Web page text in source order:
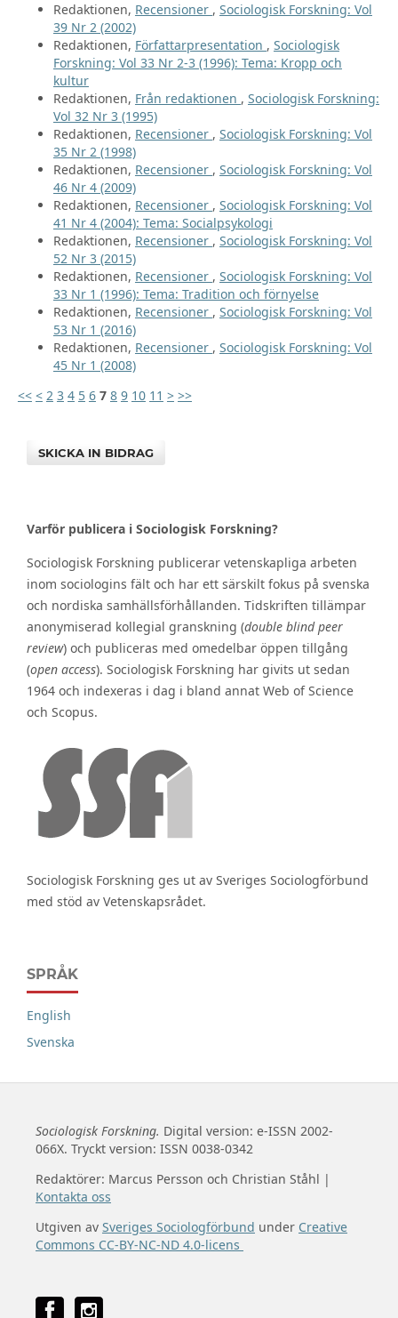
Redaktionen, Recensioner , Sociologisk Forskning: Vol
39 Nr 2 (2002)
Redaktionen, Författarpresentation , Sociologisk
Forskning: Vol 33 Nr 2-3 (1996): Tema: Kropp och
kultur
Redaktionen, Från redaktionen , Sociologisk Forskning:
Vol 32 Nr 3 (1995)
Redaktionen, Recensioner , Sociologisk Forskning: Vol
35 Nr 2 (1998)
Redaktionen, Recensioner , Sociologisk Forskning: Vol
46 Nr 4 (2009)
Redaktionen, Recensioner , Sociologisk Forskning: Vol
41 Nr 4 (2004): Tema: Socialpsykologi
Redaktionen, Recensioner , Sociologisk Forskning: Vol
52 Nr 3 (2015)
Redaktionen, Recensioner , Sociologisk Forskning: Vol
33 Nr 1 (1996): Tema: Tradition och förnyelse
Redaktionen, Recensioner , Sociologisk Forskning: Vol
53 Nr 1 (2016)
Redaktionen, Recensioner , Sociologisk Forskning: Vol
45 Nr 1 (2008)
<< < 2 3 4 5 6 7 8 9 10 11 > >>
SKICKA IN BIDRAG
Varför publicera i Sociologisk Forskning?
Sociologisk Forskning publicerar vetenskapliga arbeten
inom sociologins fält och har ett särskilt fokus på svenska
och nordiska samhällsförhållanden. Tidskriften tillämpar
anonymiserad kollegial granskning (double blind peer
review) och publiceras med omedelbar öppen tillgång
(open access). Sociologisk Forskning har givits ut sedan
1964 och indexeras i dag i bland annat Web of Science
och Scopus.
Sociologisk Forskning ges ut av Sveriges Sociologförbund
med stöd av Vetenskapsrådet.
SPRÅK
English
Svenska
Sociologisk Forskning. Digital version: e-ISSN 2002-
066X. Tryckt version: ISSN 0038-0342
Redaktörer: Marcus Persson och Christian Ståhl |
Kontakta oss
Utgiven av Sveriges Sociologförbund under Creative
Commons CC-BY-NC-ND 4.0-licens